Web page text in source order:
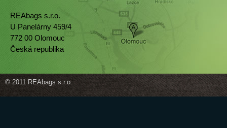
REAbags s.r.o.
U Panelárny 459/4
772 00 Olomouc
Česká republika
© 2011 REAbags s.r.o.